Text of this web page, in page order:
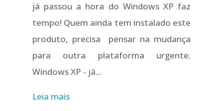
já passou a hora do Windows XP faz
tempo! Quem ainda tem instalado este
produto, precisa pensar na mudança
para outra plataforma urgente.
Windows XP - já...
Leia mais